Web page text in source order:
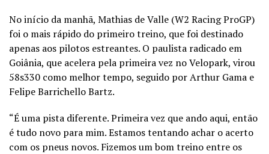
No início da manhã, Mathias de Valle (W2 Racing ProGP)
foi o mais rápido do primeiro treino, que foi destinado
apenas aos pilotos estreantes. O paulista radicado em
Goiânia, que acelera pela primeira vez no Velopark, virou
58s330 como melhor tempo, seguido por Arthur Gama e
Felipe Barrichello Bartz.
“É uma pista diferente. Primeira vez que ando aqui, então
é tudo novo para mim. Estamos tentando achar o acerto
com os pneus novos. Fizemos um bom treino entre os